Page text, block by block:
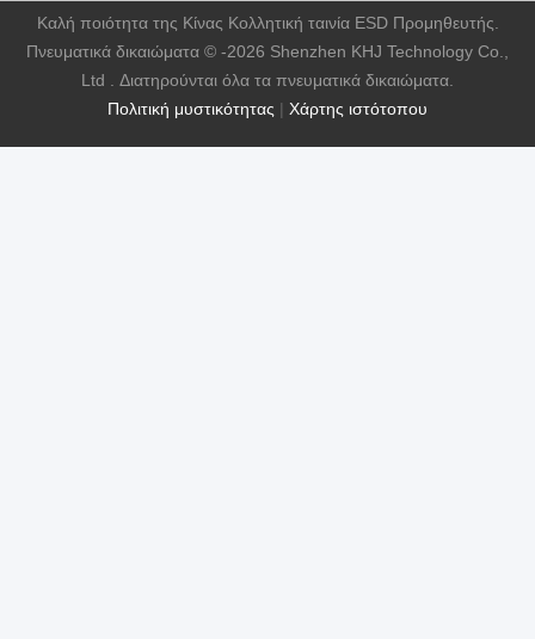
Πολιτική μυστικότητας | Χάρτης ιστότοπου
Καλή ποιότητα της Κίνας Κολλητική ταινία ESD Προμηθευτής.
Πνευματικά δικαιώματα © -2026 Shenzhen KHJ Technology Co.,
Ltd . Διατηρούνται όλα τα πνευματικά δικαιώματα.